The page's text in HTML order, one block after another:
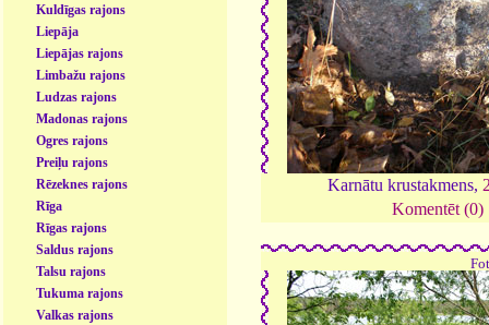
Kuldīgas rajons
Liepāja
Liepājas rajons
Limbažu rajons
Ludzas rajons
Madonas rajons
Ogres rajons
Preiļu rajons
Rēzeknes rajons
Rīga
Rīgas rajons
Saldus rajons
Talsu rajons
Tukuma rajons
Valkas rajons
Karnātu krustakmens,
Komentēt (0)